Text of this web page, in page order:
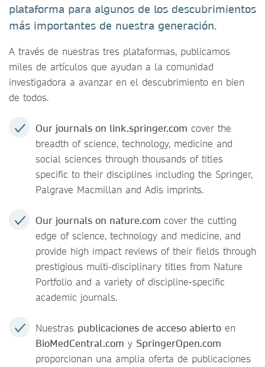
plataforma para algunos de los descubrimientos
más importantes de nuestra generación.
A través de nuestras tres plataformas, publicamos
miles de artículos que ayudan a la comunidad
investigadora a avanzar en el descubrimiento en bien
de todos.
Our journals on link.springer.com cover the
breadth of science, technology, medicine and
social sciences through thousands of titles
specific to their disciplines including the Springer,
Palgrave Macmillan and Adis imprints.
Our journals on nature.com cover the cutting
edge of science, technology and medicine, and
provide high impact reviews of their fields through
prestigious multi-disciplinary titles from Nature
Portfolio and a variety of discipline-specific
academic journals.
Nuestras publicaciones de acceso abierto en
BioMedCentral.com y SpringerOpen.com
proporcionan una amplia oferta de publicaciones